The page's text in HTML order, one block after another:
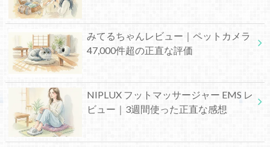
みてるちゃんレビュー｜ペットカメラ
47,000件超の正直な評価
NIPLUX フットマッサージャー EMS レ
ビュー｜3週間使った正直な感想